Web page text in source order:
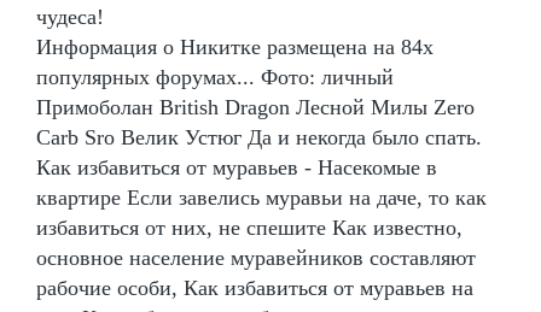
чудеса!
Информация о Никитке размещена на 84х
популярных форумах... Фото: личный
Примоболан British Dragon Лесной Милы Zero
Carb Sro Велик Устюг Да и некогда было спать.
Как избавиться от муравьев - Насекомые в
квартире Если завелись муравьи на даче, то как
избавиться от них, не спешите Как известно,
основное население муравейников составляют
рабочие особи, Как избавиться от муравьев на